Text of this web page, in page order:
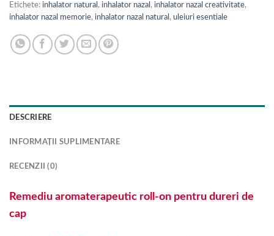
Etichete: inhalator natural , inhalator nazal , inhalator nazal creativitate,
inhalator nazal memorie, inhalator nazal natural , uleiuri esentiale
DESCRIERE
INFORMAȚII SUPLIMENTARE
RECENZII (0)
Remediu aromaterapeutic roll-on pentru dureri de
cap